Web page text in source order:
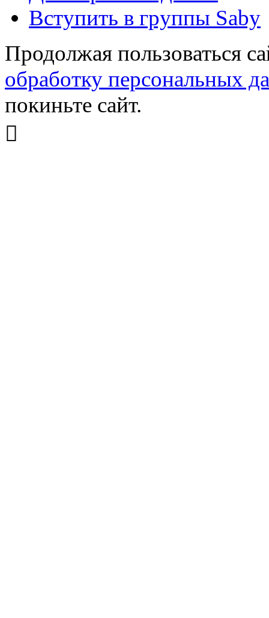
Вступить в группы Saby
Продолжая пользоваться
обработку персональных
покиньте сайт.
